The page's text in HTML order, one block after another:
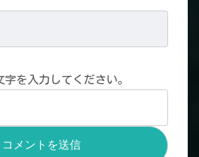
字を入力してください。